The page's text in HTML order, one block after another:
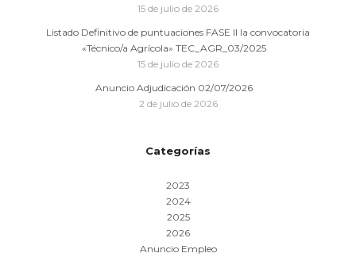
15 de julio de 2026
Listado Definitivo de puntuaciones FASE II la convocatoria
«Técnico/a Agrícola» TEC_AGR_03/2025
15 de julio de 2026
Anuncio Adjudicación 02/07/2026
2 de julio de 2026
Categorías
2023
2024
2025
2026
Anuncio Empleo